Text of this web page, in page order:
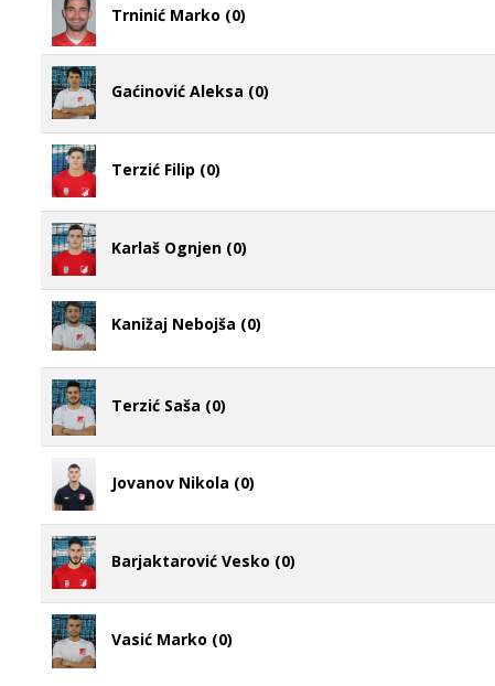
Trninić Marko (0)
Gaćinović Aleksa (0)
Terzić Filip (0)
Karlaš Ognjen (0)
Kanižaj Nebojša (0)
Terzić Saša (0)
Jovanov Nikola (0)
Barjaktarović Vesko (0)
Vasić Marko (0)